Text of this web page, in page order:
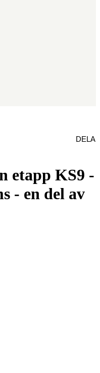
etapp KS9 -
- en del av
DELA